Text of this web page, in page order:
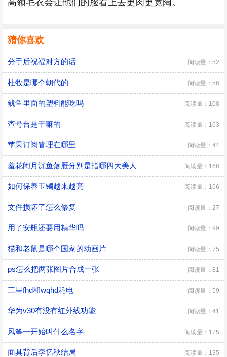
高领毛衣会让他们的脸看上去更肉更宽阔。
猜你喜欢
分手后祝福对方的话 阅读量：52
杜牧是哪个朝代的 阅读量：56
鱿鱼里面的塑料能吃吗 阅读量：108
查号台是干嘛的 阅读量：163
苹果订阅管理在哪里 阅读量：44
羞花闭月沉鱼落雁分别是指哪四大美人 阅读量：166
如何保养玉镯越来越亮 阅读量：166
文件损坏了怎么修复 阅读量：27
用了安瓶还要用精华吗 阅读量：99
猫和老鼠是哪个国家的动画片 阅读量：75
ps怎么把两张图片合成一张 阅读量：81
三星fhd和wqhd耗电 阅读量：59
华为v30有没有红外线功能 阅读量：41
风筝一开始叫什么名字 阅读量：175
面具背后李忆秋结局 阅读量：135